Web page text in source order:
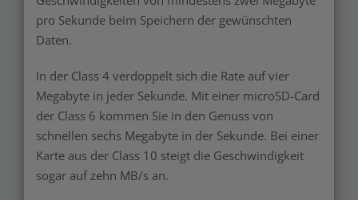
pro Sekunde beim Speichern der gewünschten
Daten.
In der Class 4 verdoppelt sich die Rate auf vier
Megabyte in jeder Sekunde. Mit einer microSD-Card
der Class 6 kommen Sie in den Genuss von
schnellen sechs Megabyte in der Sekunde. Bei einer
Karte aus der Class 10 steigt die Geschwindigkeit
sogar auf zehn MB/s an.